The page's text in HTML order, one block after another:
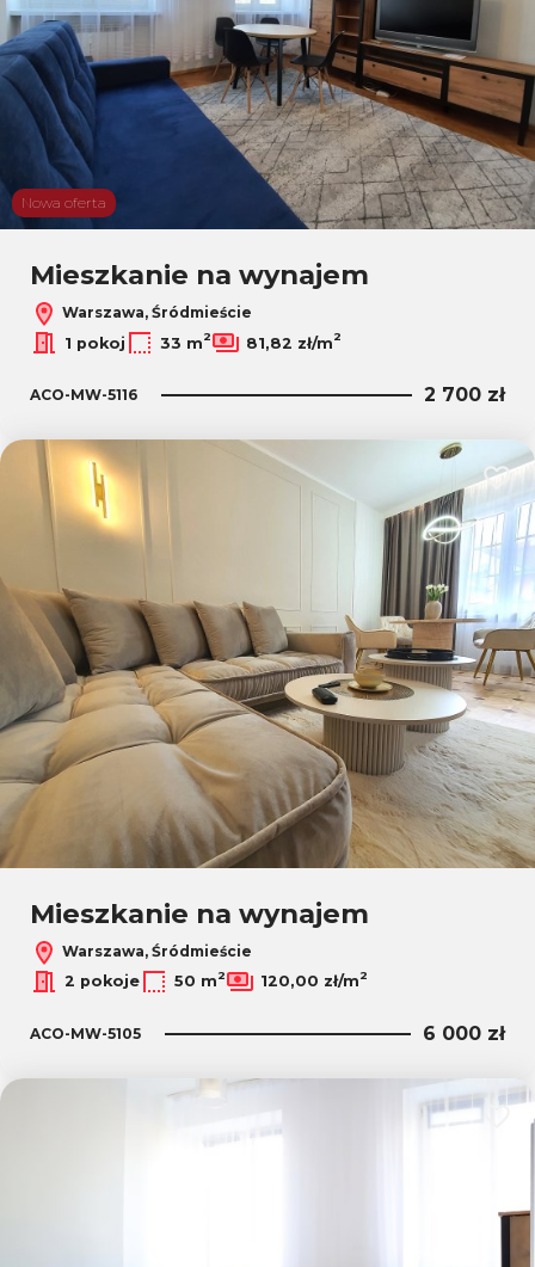
Nowa oferta
Mieszkanie na wynajem
Warszawa, Śródmieście
1 pokoj
33 m2 81,82 zł/m2
ACO-MW-5116 2 700 zł
Mieszkanie na wynajem
Warszawa, Śródmieście
2 pokoje
50 m2 120,00 zł/m2
ACO-MW-5105 6 000 zł